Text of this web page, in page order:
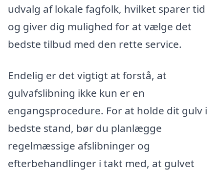
udvalg af lokale fagfolk, hvilket sparer tid
og giver dig mulighed for at vælge det
bedste tilbud med den rette service.
Endelig er det vigtigt at forstå, at
gulvafslibning ikke kun er en
engangsprocedure. For at holde dit gulv i
bedste stand, bør du planlægge
regelmæssige afslibninger og
efterbehandlinger i takt med, at gulvet